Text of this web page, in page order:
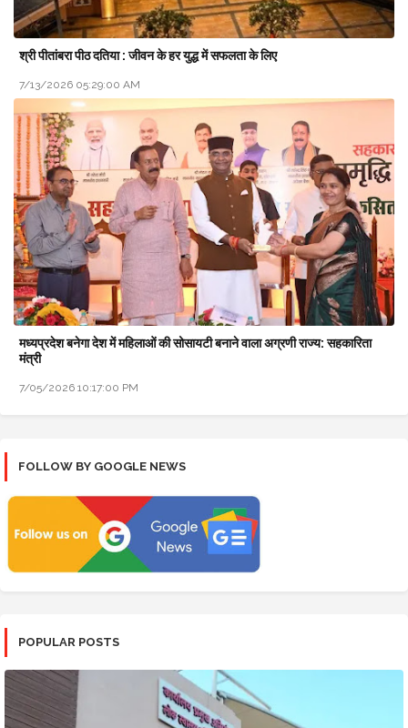
श्री पीतांबरा पीठ दतिया : जीवन के हर युद्ध में सफलता के लिए
7/13/2026 05:29:00 AM
मध्यप्रदेश बनेगा देश में महिलाओं की सोसायटी बनाने वाला अग्रणी राज्य: सहकारिता
मंत्री
7/05/2026 10:17:00 PM
FOLLOW BY GOOGLE NEWS
POPULAR POSTS